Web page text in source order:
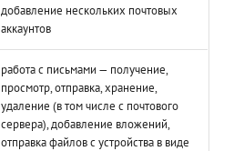
добавление нескольких почтовых
аккаунтов
работа с письмами — получение,
просмотр, отправка, хранение,
удаление (в том числе с почтового
сервера), добавление вложений,
отправка файлов с устройства в виде